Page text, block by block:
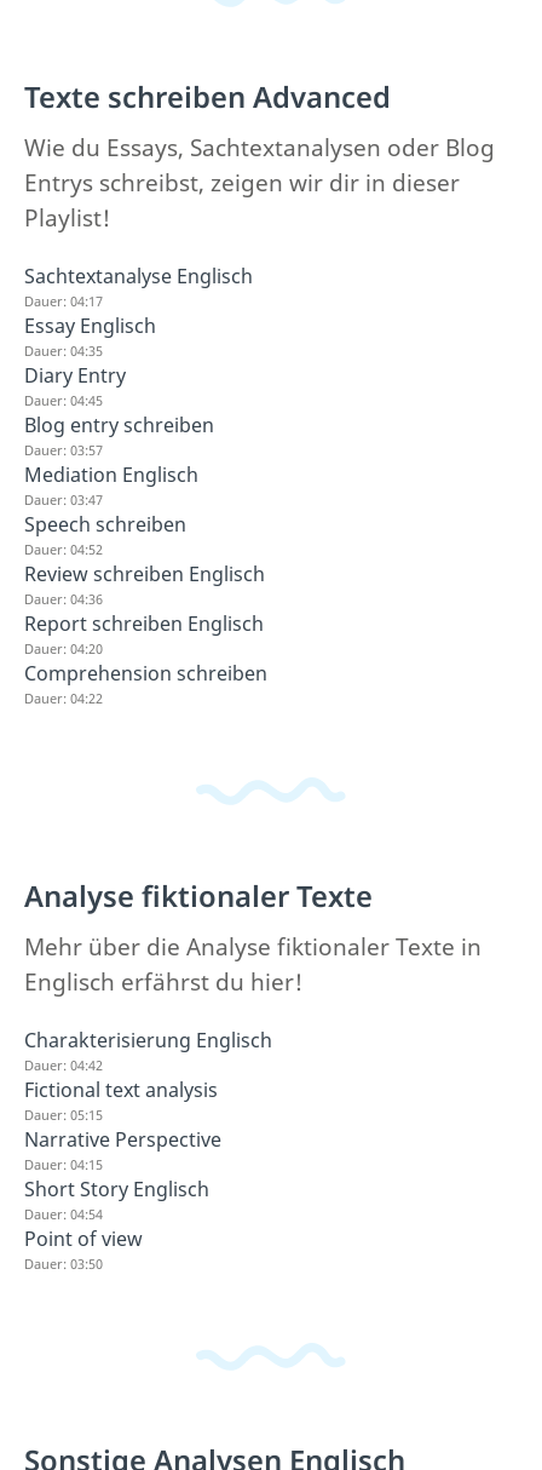
Texte schreiben Advanced
Wie du Essays, Sachtextanalysen oder Blog
Entrys schreibst, zeigen wir dir in dieser
Playlist!
Sachtextanalyse Englisch
Dauer: 04:17
Essay Englisch
Dauer: 04:35
Diary Entry
Dauer: 04:45
Blog entry schreiben
Dauer: 03:57
Mediation Englisch
Dauer: 03:47
Speech schreiben
Dauer: 04:52
Review schreiben Englisch
Dauer: 04:36
Report schreiben Englisch
Dauer: 04:20
Comprehension schreiben
Dauer: 04:22
Analyse fiktionaler Texte
Mehr über die Analyse fiktionaler Texte in
Englisch erfährst du hier!
Charakterisierung Englisch
Dauer: 04:42
Fictional text analysis
Dauer: 05:15
Narrative Perspective
Dauer: 04:15
Short Story Englisch
Dauer: 04:54
Point of view
Dauer: 03:50
Sonstige Analysen Englisch